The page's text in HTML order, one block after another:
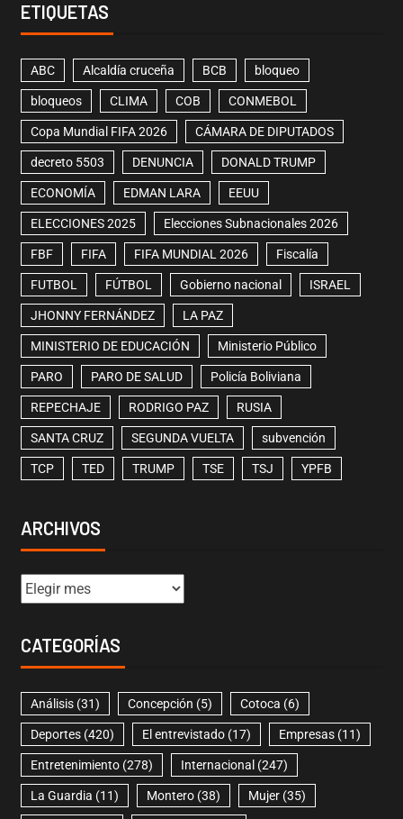
ETIQUETAS
ABC Alcaldía cruceña BCB bloqueo
bloqueos CLIMA COB CONMEBOL
Copa Mundial FIFA 2026 CÁMARA DE DIPUTADOS
decreto 5503 DENUNCIA DONALD TRUMP
ECONOMÍA EDMAN LARA EEUU
ELECCIONES 2025 Elecciones Subnacionales 2026
FBF FIFA FIFA MUNDIAL 2026 Fiscalía
FUTBOL FÚTBOL Gobierno nacional ISRAEL
JHONNY FERNÁNDEZ LA PAZ
MINISTERIO DE EDUCACIÓN Ministerio Público
PARO PARO DE SALUD Policía Boliviana
REPECHAJE RODRIGO PAZ RUSIA
SANTA CRUZ SEGUNDA VUELTA subvención
TCP TED TRUMP TSE TSJ YPFB
ARCHIVOS
CATEGORÍAS
Análisis(31) Concepción (5) Cotoca (6)
Deportes(420) El entrevistado(17) Empresas(11)
Entretenimiento(278) Internacional (247)
La Guardia (11) Montero(38) Mujer(35)